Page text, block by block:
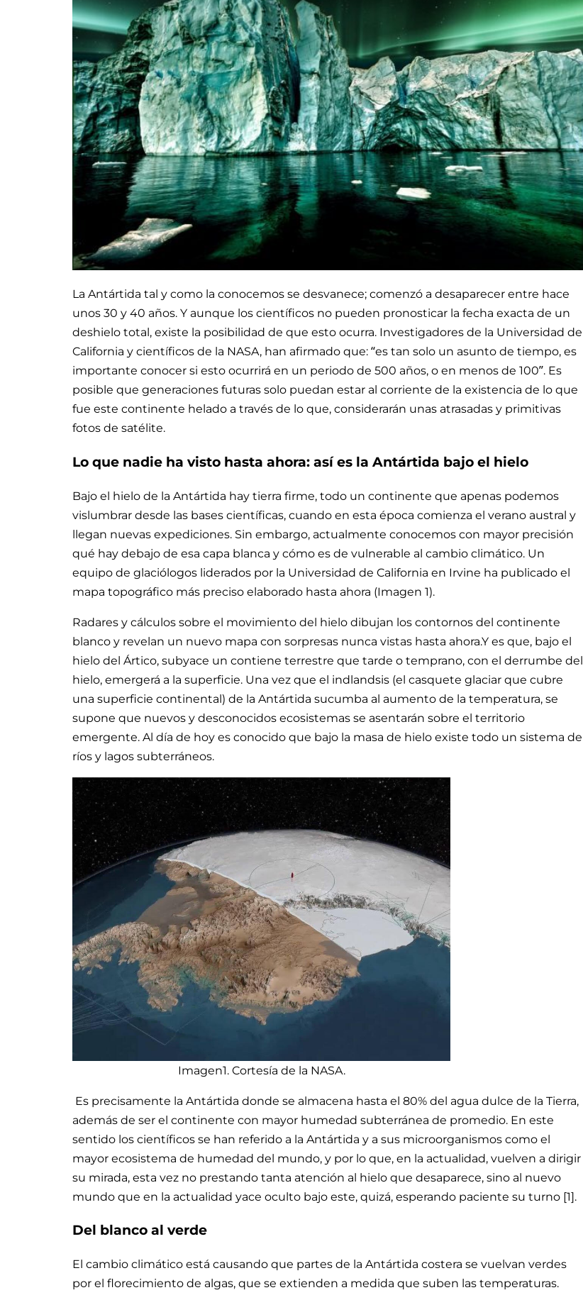
La Antártida tal y como la conocemos se desvanece; comenzó a desaparecer entre hace
unos 30 y 40 años. Y aunque los científicos no pueden pronosticar la fecha exacta de un
deshielo total, existe la posibilidad de que esto ocurra. Investigadores de la Universidad de
California y científicos de la NASA, han afirmado que: “es tan solo un asunto de tiempo, es
importante conocer si esto ocurrirá en un periodo de 500 años, o en menos de 100”. Es
posible que generaciones futuras solo puedan estar al corriente de la existencia de lo que
fue este continente helado a través de lo que, considerarán unas atrasadas y primitivas
fotos de satélite.
Lo que nadie ha visto hasta ahora: así es la Antártida bajo el hielo
Bajo el hielo de la Antártida hay tierra firme, todo un continente que apenas podemos
vislumbrar desde las bases científicas, cuando en esta época comienza el verano austral y
llegan nuevas expediciones. Sin embargo, actualmente conocemos con mayor precisión
qué hay debajo de esa capa blanca y cómo es de vulnerable al cambio climático. Un
equipo de glaciólogos liderados por la Universidad de California en Irvine ha publicado el
mapa topográfico más preciso elaborado hasta ahora (Imagen 1).
Radares y cálculos sobre el movimiento del hielo dibujan los contornos del continente
blanco y revelan un nuevo mapa con sorpresas nunca vistas hasta ahora.Y es que, bajo el
hielo del Ártico, subyace un contiene terrestre que tarde o temprano, con el derrumbe del
hielo, emergerá a la superficie. Una vez que el indlandsis (el casquete glaciar que cubre
una superficie continental) de la Antártida sucumba al aumento de la temperatura, se
supone que nuevos y desconocidos ecosistemas se asentarán sobre el territorio
emergente. Al día de hoy es conocido que bajo la masa de hielo existe todo un sistema de
ríos y lagos subterráneos.
Imagen1. Cortesía de la NASA.
Es precisamente la Antártida donde se almacena hasta el 80% del agua dulce de la Tierra,
además de ser el continente con mayor humedad subterránea de promedio. En este
sentido los científicos se han referido a la Antártida y a sus microorganismos como el
mayor ecosistema de humedad del mundo, y por lo que, en la actualidad, vuelven a dirigir
su mirada, esta vez no prestando tanta atención al hielo que desaparece, sino al nuevo
mundo que en la actualidad yace oculto bajo este, quizá, esperando paciente su turno [1].
Del blanco al verde
El cambio climático está causando que partes de la Antártida costera se vuelvan verdes
por el florecimiento de algas, que se extienden a medida que suben las temperaturas.